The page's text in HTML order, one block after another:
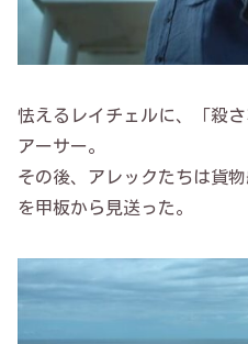
怯えるレイチェルに、「殺
アーサー。
その後、アレックたちは貨
を甲板から見送った。